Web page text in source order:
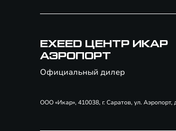
EXEED ЦЕНТР ИКАР
АЭРОПОРТ
Официальный дилер
ООО «Икар», 410038, г. Саратов, ул.